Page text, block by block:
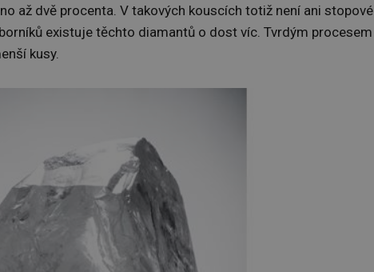
až dvě procenta. V takových kouscích totiž není ani stopové
existuje těchto diamantů o dost víc. Tvrdým procesem
kusy.